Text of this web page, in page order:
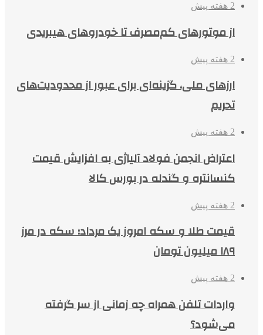
2 هفته پیش
از موتورهای کم‌مصرف تا خودروهای هیبریدی
2 هفته پیش
ارزهای ملی، گزینه‌ای برای عبور از محدودیت‌های
تحریم
2 هفته پیش
اعتراض انجمن فولاد آلیاژی به افزایش قیمت
کنسانتره و گندله در بورس کالا
2 هفته پیش
قیمت طلا و سکه امروز یک مرداد؛ سکه در مرز
۱۸۹ میلیون تومان
2 هفته پیش
واردات تلفن همراه چه زمانی از سر گرفته
می‌شود؟